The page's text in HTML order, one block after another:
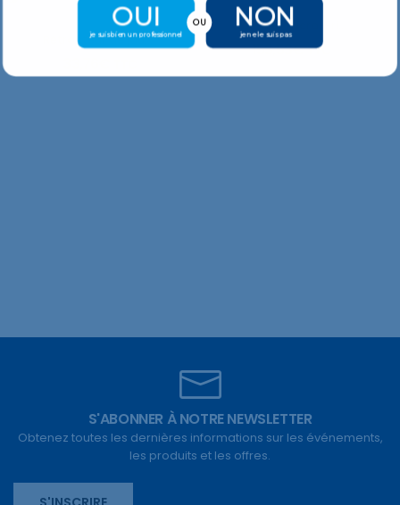
Rétracteur de joue Cawood-Minnesota CRM2 153,53€TTC
S'ABONNER À NOTRE NEWSLETTER
Obtenez toutes les dernières informations sur les événements,
les produits et les offres.
OUI
je suis bien un professionnel
NON
je ne le suis pas
OU